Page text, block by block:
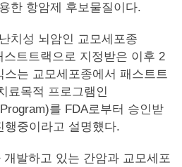
한 항암제 후보물질이다.
치성 뇌암인 교모세포종
트트랙으로 지정받은 이후 2
스는 교모세포종에서 패스트트
료목적 프로그램인
를 FDA로부터 승인받
중이라고 설명헀다.
발하고 있는 간암과 교모세포